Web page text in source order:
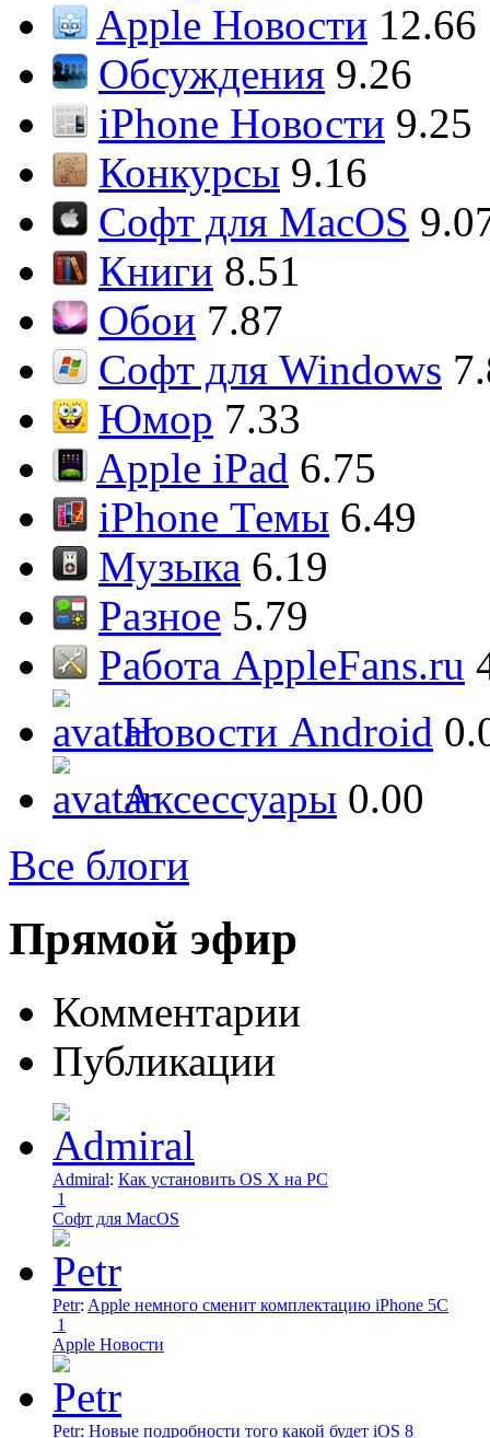
Apple Новости 12.66
Обсуждения 9.26
iPhone Новости 9.25
Конкурсы 9.16
Софт для MacOS
Книги 8.51
Обои 7.87
Софт для Windows
Юмор 7.33
Apple iPad 6.75
iPhone Темы 6.49
Музыка 6.19
Разное 5.79
Работа AppleFans.ru
Новости Android
Аксессуары 0.00
Все блоги
Прямой эфир
Комментарии
Публикации
Admiral: Как установить OS X на PC
1
Софт для MacOS
Petr: Apple немного сменит комплектацию iPhone 5C
1
Apple Новости
Petr: Новые подробности того какой будет iOS 8